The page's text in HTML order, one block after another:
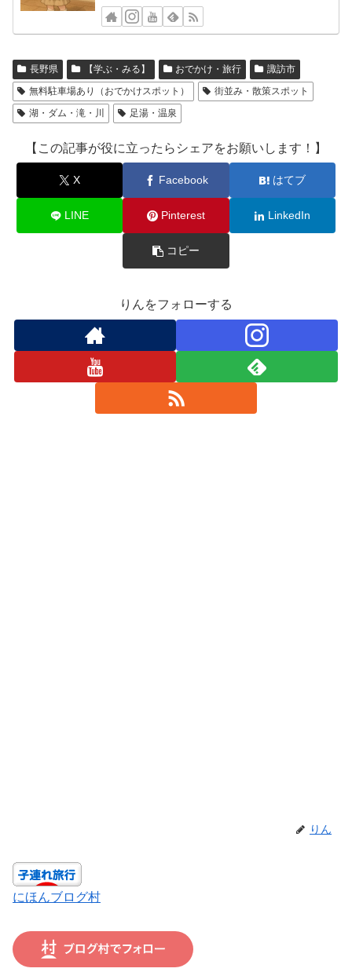
長野県 【学ぶ・みる】 おでかけ・旅行
諏訪市
無料駐車場あり（おでかけスポット）
街並み・散策スポット
湖・ダム・滝・川
足湯・温泉
【この記事が役に立ったらシェアをお願いします！】
X Facebook はてブ
LINE Pinterest LinkedIn
コピー
りんをフォローする
りん
にほんブログ村